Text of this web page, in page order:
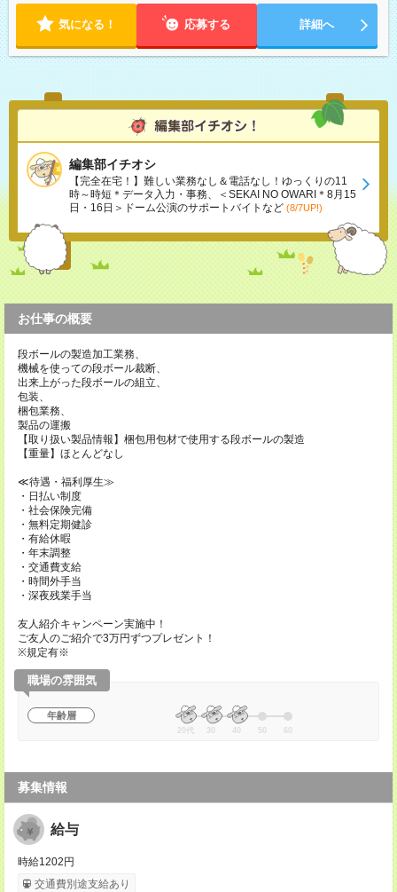
気になる！ 応募する 詳細へ
編集部イチオシ
【完全在宅！】難しい業務なし＆電話なし！ゆっくりの11
時～時短＊データ入力・事務、＜SEKAI NO OWARI＊8月15
日・16日＞ドーム公演のサポートバイトなど (8/7UP!)
お仕事の概要
段ボールの製造加工業務、
機械を使っての段ボール裁断、
出来上がった段ボールの組立、
包装、
梱包業務、
製品の運搬
【取り扱い製品情報】梱包用包材で使用する段ボールの製造
【重量】ほとんどなし
≪待遇・福利厚生≫
・日払い制度
・社会保険完備
・無料定期健診
・有給休暇
・年末調整
・交通費支給
・時間外手当
・深夜残業手当
友人紹介キャンペーン実施中！
ご友人のご紹介で3万円ずつプレゼント！
※規定有※
職場の雰囲気
年齢層
20代 30 40 50 60
募集情報
給与
時給1202円
交通費別途支給あり